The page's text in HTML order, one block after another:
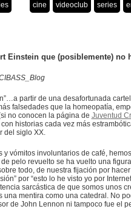
cine videoclub series
Einstein que (posiblemente) no
partir de una desafortunada
falsedades que la homeopatía,
no conocen la página de Juventud
historias cada vez más
del siglo XX.
y vómitos involuntarios de café,
pelo revuelto se ha vuelto una
todo, de nuestra fijación por
por “esto lo he visto yo por
sarcástica de que somos unos
mentira como una catedral. No
de John Lennon ni tampoco fue el